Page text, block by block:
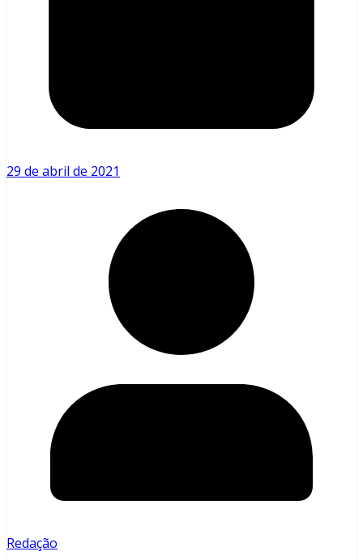
29 de abril de 2021
Redação